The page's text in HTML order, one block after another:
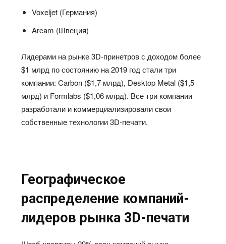
Voxeljet (Германия)
Arcam (Швеция)
Лидерами на рынке 3D-принетров с доходом более
$1 млрд по состоянию на 2019 год стали три
компании: Carbon ($1,7 млрд), Desktop Metal ($1,5
млрд) и Formlabs ($1,06 млрд). Все три компании
разработали и коммерциализировали свои
собственные технологии 3D-печати.
Географическое
распределение компаний-
лидеров рынка 3D-печати